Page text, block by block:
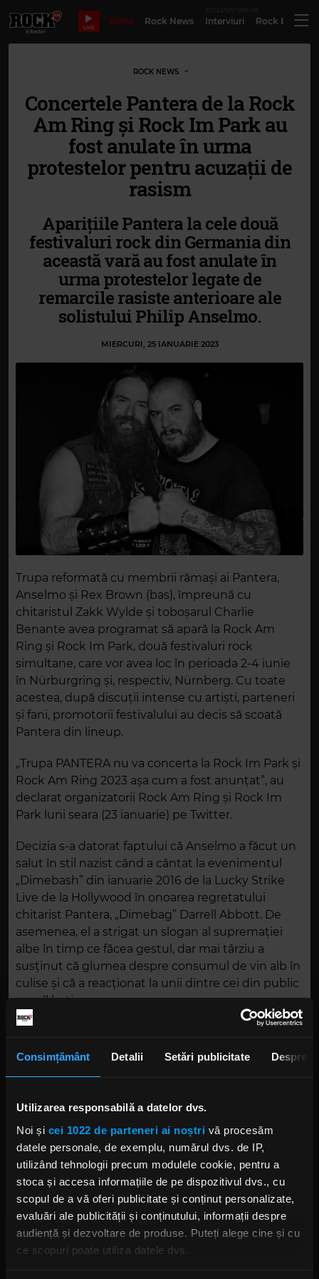
Consimțământ Detalii Setări publicitate Despre
Utilizarea responsabilă a datelor dvs.
Noi și cei 1022 de parteneri ai noștri vă procesăm
datele personale, de exemplu, numărul dvs. de IP,
utilizând tehnologii precum modulele cookie, pentru a
stoca și accesa informațiile de pe dispozitivul dvs., cu
scopul de a vă oferi publicitate și conținut personalizate,
evaluări ale publicității și conținutului, informații despre
audiență și dezvoltare de produse. Puteți alege cine și cu
ce scopuri poate utiliza datele dvs.
LIVE
Bilete Rock News Interviuri Rock
ROCK NEWS
Concertele Pantera de la Rock
Am Ring şi Rock Im Park au
fost anulate în urma
protestelor pentru acuzații de
rasism
Aparițiile Pantera la cele două
festivaluri rock din Germania din
această vară au fost anulate în
urma protestelor legate de
remarcile rasiste anterioare ale
solistului Philip Anselmo.
MIERCURI, 25 IANUARIE 2023
Trupa reformată cu membrii rămași ai Pantera,
Anselmo și Rex Brown (bas), împreună cu
chitaristul Zakk Wylde și toboșarul Charlie
Benante avea programat să apară la Rock Am
Ring și Rock Im Park, două festivaluri rock
simultane, care vor avea loc în perioada 2-4 iunie
în Nürburgring și, respectiv, Nürnberg. Cu toate
acestea, după discuții intense cu artiști, parteneri
și fani, promotorii festivalului au decis să scoată
Pantera din lineup.
„Trupa PANTERA nu va concerta la Rock Im Park și
Rock Am Ring 2023 așa cum a fost anunțat”, au
declarat organizatorii Rock Am Ring și Rock Im
Park luni seara (23 ianuarie) pe Twitter.
Decizia s-a datorat faptului că Anselmo a făcut un
salut în stil nazist când a cântat la evenimentul
„Dimebash” din ianuarie 2016 de la Lucky Strike
Live de la Hollywood în onoarea regretatului
chitarist Pantera, „Dimebag” Darrell Abbott. De
asemenea, el a strigat un slogan al supremaţiei
albe în timp ce făcea gestul, dar mai târziu a
susținut că glumea despre consumul de vin alb în
culise și că a reacționat la unii dintre cei din public
care îl batjocoreau.
sub forma sa engleză Nürnberg), unde susținătorii
ale partidului nazist între 1933 și 1938.
Rock Am Ring/ Rock Im Park prezintă lineup-uri
aproape identice, este considerat a fi unul dintre
cel mai mare festivaluri anuale din Germania și
unul dintre cele mai mari din lume.
Foto: Philip Anselmo și Zakk Wylde, Getty Images/
Guliver.